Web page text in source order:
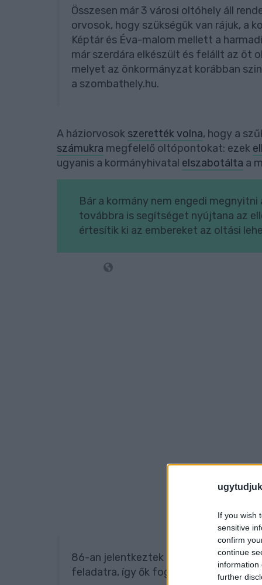
If you wish
sensitive
confirm
continue
information
further
Összesen már 3 városi oltóhely áll
orvosok, hogy szükségük van rájuk, a
Képtár és Éva-malom mellett a
már szerdára elkészült és felállt az öt
melyet az önkormányzat korábban
a szombathely.hu.
A háziorvosok szerették volna, hogy a
számukra megfelelő oltópontokat: ezek
ugyanis a kormányhivatal elszabotálta a
Bár a kormány nem engedi
továbbra is segítséget nyújtana az
értesítik ki az embereket az oltási
86-an jelentkeztek az önkormányzat
feladatra, így ők fogják ezeket az